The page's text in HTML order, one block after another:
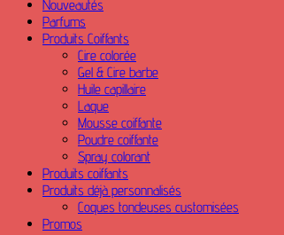
Nouveautés
Parfums
Produits Coiffants
Cire colorée
Gel & Cire barbe
Huile capillaire
Laque
Mousse coiffante
Poudre coiffante
Spray colorant
Produits coiffants
Produits déjà personnalisés
Coques tondeuses customisées
Promos